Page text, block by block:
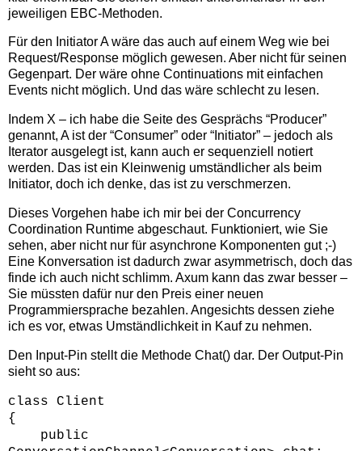
jeweiligen EBC-Methoden.
Für den Initiator A wäre das auch auf einem Weg wie bei
Request/Response möglich gewesen. Aber nicht für seinen
Gegenpart. Der wäre ohne Continuations mit einfachen
Events nicht möglich. Und das wäre schlecht zu lesen.
Indem X – ich habe die Seite des Gesprächs “Producer”
genannt, A ist der “Consumer” oder “Initiator” – jedoch als
Iterator ausgelegt ist, kann auch er sequenziell notiert
werden. Das ist ein Kleinwenig umständlicher als beim
Initiator, doch ich denke, das ist zu verschmerzen.
Dieses Vorgehen habe ich mir bei der Concurrency
Coordination Runtime abgeschaut. Funktioniert, wie Sie
sehen, aber nicht nur für asynchrone Komponenten gut ;-)
Eine Konversation ist dadurch zwar asymmetrisch, doch das
finde ich auch nicht schlimm. Axum kann das zwar besser –
Sie müssten dafür nur den Preis einer neuen
Programmiersprache bezahlen. Angesichts dessen ziehe
ich es vor, etwas Umständlichkeit in Kauf zu nehmen.
Den Input-Pin stellt die Methode Chat() dar. Der Output-Pin
sieht so aus:
class Client
{
public